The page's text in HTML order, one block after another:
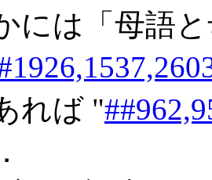
には「母語
れば "